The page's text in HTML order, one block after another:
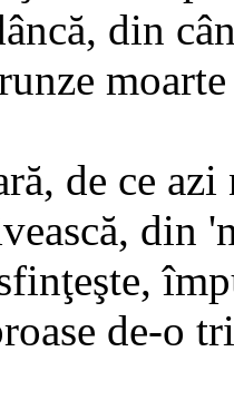
din
de ce
din
de-o